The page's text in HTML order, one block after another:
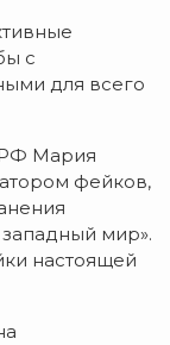
с
для всего
Мария
фейков,
мир».
настоящей